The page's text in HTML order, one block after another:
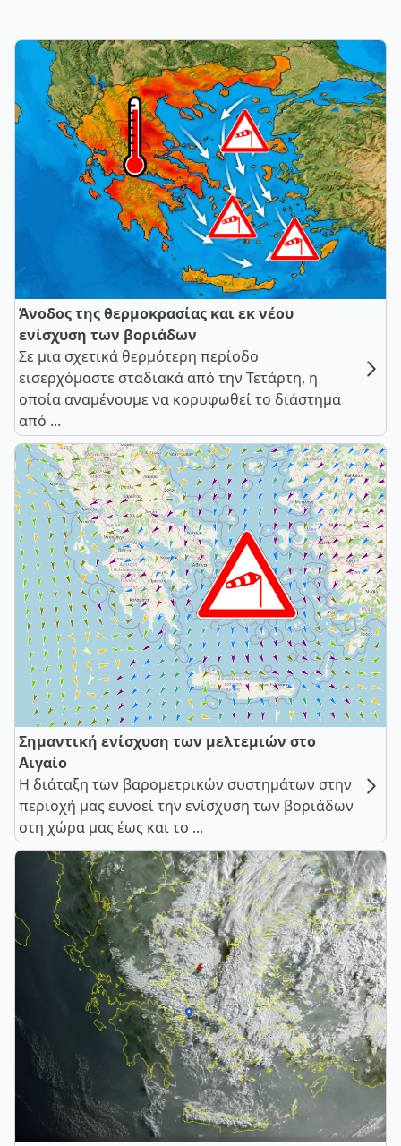
Άνοδος της θερμοκρασίας και εκ νέου
ενίσχυση των βοριάδων
Σε μια σχετικά θερμότερη περίοδο
εισερχόμαστε σταδιακά από την Τετάρτη, η
οποία αναμένουμε να κορυφωθεί το διάστημα
από ...
Σημαντική ενίσχυση των μελτεμιών στο
Αιγαίο
Η διάταξη των βαρομετρικών συστημάτων στην
περιοχή μας ευνοεί την ενίσχυση των βοριάδων
στη χώρα μας έως και το ...